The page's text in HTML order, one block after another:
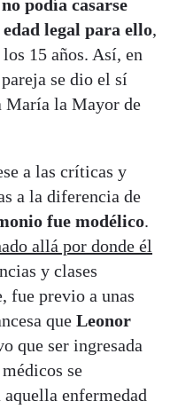
podía casarse
legal para ello,
15 años. Así, en
se dio el sí
María la Mayor de
a las críticas y
a la diferencia de
fue modélico.
allá por donde él
y clases
fue previo a unas
que Leonor
que ser ingresada
se
enfermedad